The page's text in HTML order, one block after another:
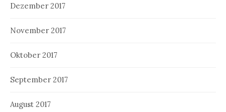
Dezember 2017
November 2017
Oktober 2017
September 2017
August 2017